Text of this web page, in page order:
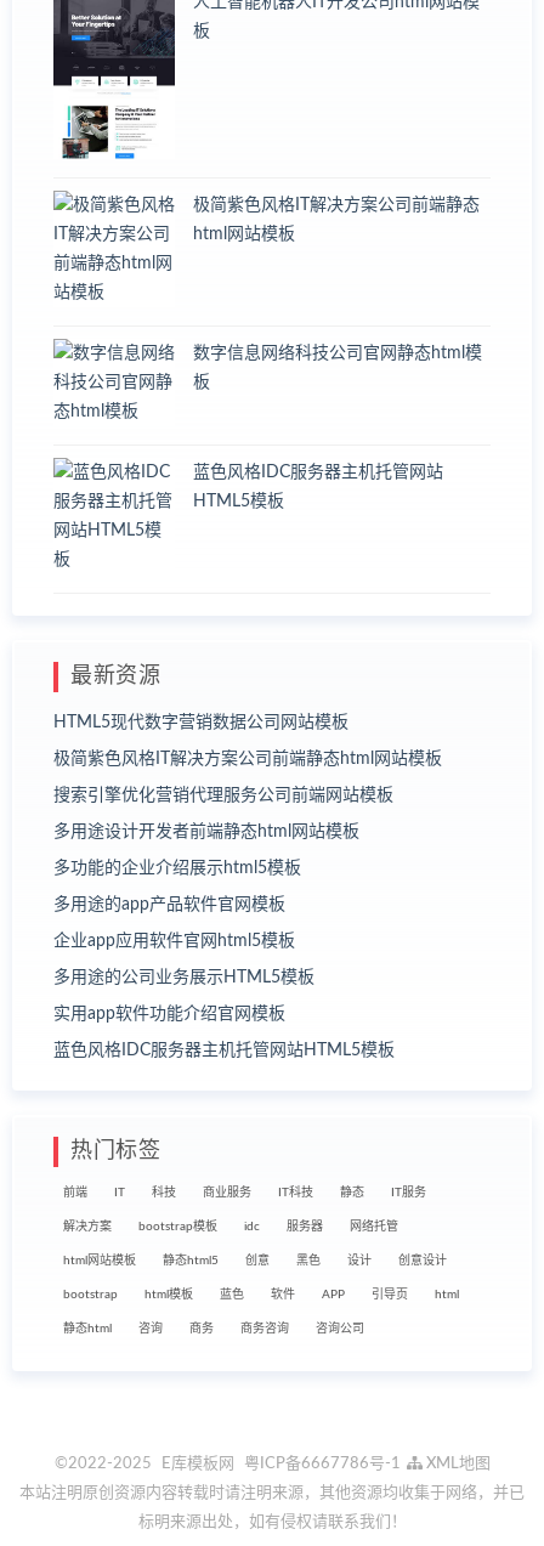
板
极简紫色风格IT解决方案公司前端静态
html网站模板
数字信息网络科技公司官网静态html模
板
蓝色风格IDC服务器主机托管网站
HTML5模板
最新资源
HTML5现代数字营销数据公司网站模板
极简紫色风格IT解决方案公司前端静态html网站模板
搜索引擎优化营销代理服务公司前端网站模板
多用途设计开发者前端静态html网站模板
多功能的企业介绍展示html5模板
多用途的app产品软件官网模板
企业app应用软件官网html5模板
多用途的公司业务展示HTML5模板
实用app软件功能介绍官网模板
蓝色风格IDC服务器主机托管网站HTML5模板
热门标签
前端 IT 科技 商业服务 IT科技 静态 IT服务
解决方案 bootstrap模板 idc 服务器 网络托管
html网站模板 静态html5 创意 黑色 设计 创意设计
bootstrap html模板 蓝色 软件 APP 引导页 html
静态html 咨询 商务 商务咨询 咨询公司
©2022-2025 E库模板网 粤ICP备6667786号-1
XML地图
本站注明原创资源内容转载时请注明来源，其他资源均收集于网络，并已
标明来源出处，如有侵权请联系我们！